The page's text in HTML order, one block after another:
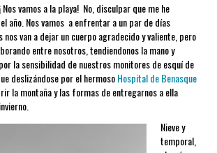
vamos a la playa! No, disculpar que me he
año. Nos vamos a enfrentar a un par de días
nos van a dejar un cuerpo agradecido y valiente, pero
entre nosotros, tendiendonos la mano y
la sensibilidad de nuestros monitores de esquí de
deslizándose por el hermosoHospital de Benasque
la montaña y las formas de entregarnos a ella
Nieve y
temporal,